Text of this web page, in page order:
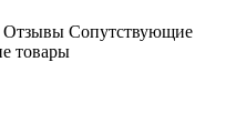
Отзывы Сопутствующие
товары